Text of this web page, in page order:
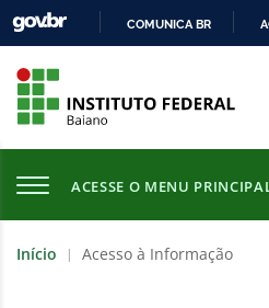
COMUNICA BR
ACESSE O MENU
Início | Acesso à Informação